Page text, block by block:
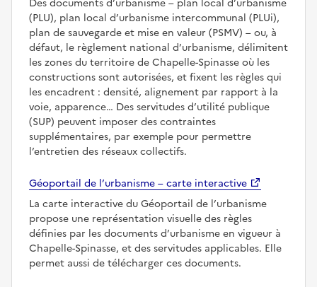
(PLU), plan local d’urbanisme intercommunal (PLUi),
plan de sauvegarde et mise en valeur (PSMV) – ou, à
défaut, le règlement national d’urbanisme, délimitent
les zones du territoire de Chapelle-Spinasse où les
constructions sont autorisées, et fixent les règles qui
les encadrent : densité, alignement par rapport à la
voie, apparence… Des servitudes d’utilité publique
(SUP) peuvent imposer des contraintes
supplémentaires, par exemple pour permettre
l’entretien des réseaux collectifs.
Géoportail de l’urbanisme – carte interactive
La carte interactive du Géoportail de l’urbanisme
propose une représentation visuelle des règles
définies par les documents d’urbanisme en vigueur à
Chapelle-Spinasse, et des servitudes applicables. Elle
permet aussi de télécharger ces documents.